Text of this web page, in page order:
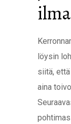
löysin
siitä,
aina